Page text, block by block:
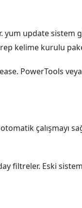
yum update
kelime kurulu
PowerTools
çalışmayı
filtreler. Eski